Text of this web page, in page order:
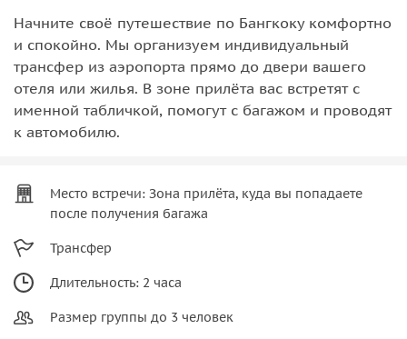
Начните своё путешествие по Бангкоку комфортно
и спокойно. Мы организуем индивидуальный
трансфер из аэропорта прямо до двери вашего
отеля или жилья. В зоне прилёта вас встретят с
именной табличкой, помогут с багажом и проводят
к автомобилю.
Место встречи: Зона прилёта, куда вы попадаете
после получения багажа
Трансфер
Длительность: 2 часа
Размер группы до 3 человек